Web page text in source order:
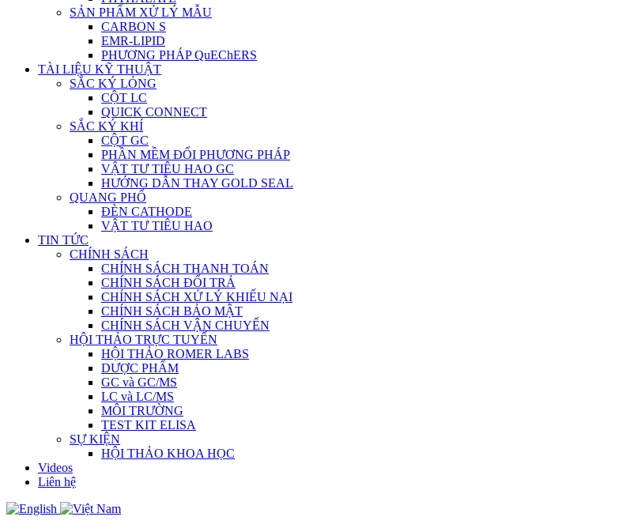
SẢN PHẨM XỬ LÝ MẪU
CARBON S
EMR-LIPID
PHƯƠNG PHÁP QuEChERS
TÀI LIỆU KỸ THUẬT
SẮC KÝ LỎNG
CỘT LC
QUICK CONNECT
SẮC KÝ KHÍ
CỘT GC
PHẦN MỀM ĐỔI PHƯƠNG PHÁP
VẬT TƯ TIÊU HAO GC
HƯỚNG DẪN THAY GOLD SEAL
QUANG PHỔ
ĐÈN CATHODE
VẬT TƯ TIÊU HAO
TIN TỨC
CHÍNH SÁCH
CHÍNH SÁCH THANH TOÁN
CHÍNH SÁCH ĐỔI TRẢ
CHÍNH SÁCH XỬ LÝ KHIẾU NẠI
CHÍNH SÁCH BẢO MẬT
CHÍNH SÁCH VẬN CHUYỂN
HỘI THẢO TRỰC TUYẾN
HỘI THẢO ROMER LABS
DƯỢC PHẨM
GC và GC/MS
LC và LC/MS
MÔI TRƯỜNG
TEST KIT ELISA
SỰ KIỆN
HỘI THẢO KHOA HỌC
Videos
Liên hệ